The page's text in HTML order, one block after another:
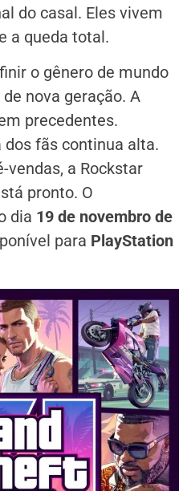
do casal. Eles vivem
a queda total.
o gênero de mundo
nova geração. A
precedentes.
fãs continua alta.
vendas, a Rockstar
pronto. O
dia 19 de novembro de
para PlayStation